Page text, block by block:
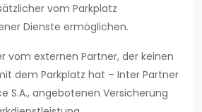
vom Parkplatz
Dienste ermöglichen.
vom externen Partner, der keinen
dem Parkplatz hat – Inter Partner
S.A., angebotenen Versicherung